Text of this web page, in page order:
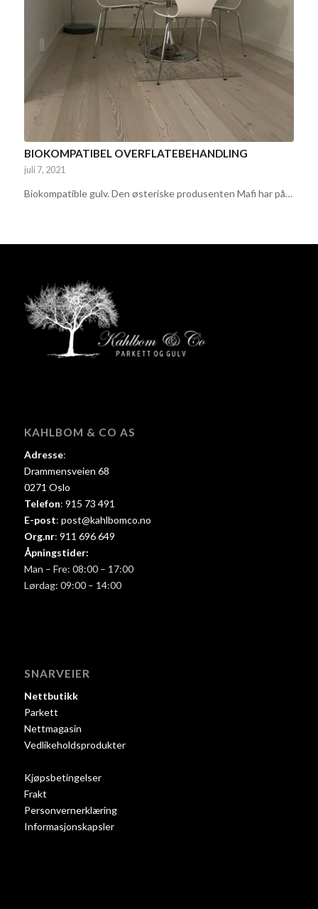
BIOKOMPATIBEL OVERFLATEBEHANDLING
juli 7, 2021
Biokompatible gulv. Den østeriske produsenten Mafi har på…
KAHLBOM & CO AS
Adresse:
Drammensveien 68
0271 Oslo
Telefon: 915 73 491
E-post: post@kahlbomco.no
Org.nr: 911 696 649
Åpningstider:
Man – Fre: 08:00 – 17:00
Lørdag: 09:00 – 14:00
SNARVEIER
Nettbutikk
Parkett
Nettmagasin
Vedlikeholdsprodukter
Kjøpsbetingelser
Frakt
Personvernerklæring
Informasjonskapsler